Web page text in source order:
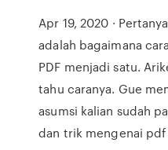
Apr 19, 2020 ·
adalah bagaimana
PDF menjadi satu.
tahu caranya. Gue
asumsi kalian sudah
dan trik mengenai pdf